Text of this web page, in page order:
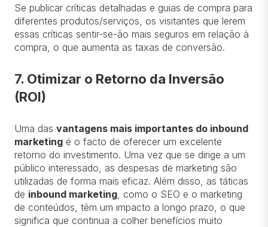
Se publicar críticas detalhadas e guias de compra para
diferentes produtos/serviços, os visitantes que lerem
essas críticas sentir-se-ão mais seguros em relação à
compra, o que aumenta as taxas de conversão.
7. Otimizar o Retorno da Inversão
(ROI)
Uma das vantagens mais importantes do inbound
marketing é o facto de oferecer um excelente
retorno do investimento. Uma vez que se dirige a um
público interessado, as despesas de marketing são
utilizadas de forma mais eficaz. Além disso, as táticas
de inbound marketing, como o SEO e o marketing
de conteúdos, têm um impacto a longo prazo, o que
significa que continua a colher benefícios muito